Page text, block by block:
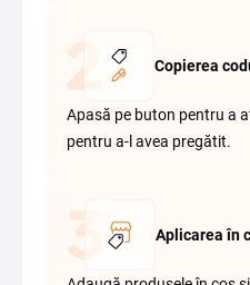
Copierea
Apasă pe buton pentru a
pentru a-l avea pregătit.
Aplicarea în